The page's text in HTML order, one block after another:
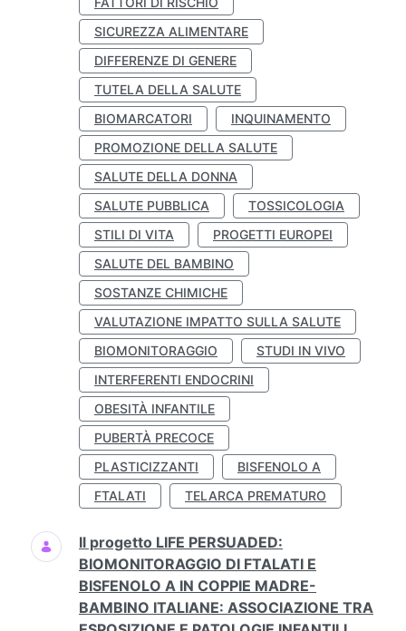
SICUREZZA ALIMENTARE
DIFFERENZE DI GENERE
TUTELA DELLA SALUTE
BIOMARCATORI
INQUINAMENTO
PROMOZIONE DELLA SALUTE
SALUTE DELLA DONNA
SALUTE PUBBLICA
TOSSICOLOGIA
STILI DI VITA
PROGETTI EUROPEI
SALUTE DEL BAMBINO
SOSTANZE CHIMICHE
VALUTAZIONE IMPATTO SULLA SALUTE
BIOMONITORAGGIO
STUDI IN VIVO
INTERFERENTI ENDOCRINI
OBESITÀ INFANTILE
PUBERTÀ PRECOCE
PLASTICIZZANTI
BISFENOLO A
FTALATI
TELARCA PREMATURO
Il progetto LIFE PERSUADED:
BIOMONITORAGGIO DI FTALATI E
BISFENOLO A IN COPPIE MADRE-
BAMBINO ITALIANE: ASSOCIAZIONE TRA